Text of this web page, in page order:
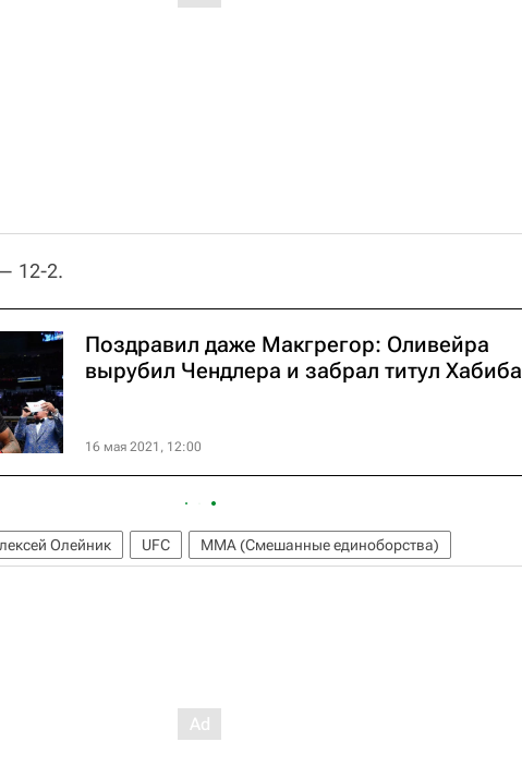
12-2.
Поздравил даже Макгрегор: Оливейра
вырубил Чендлера и забрал титул Хабиба
16 мая 2021, 12:00
Олейник UFC ММА (Смешанные единоборства)